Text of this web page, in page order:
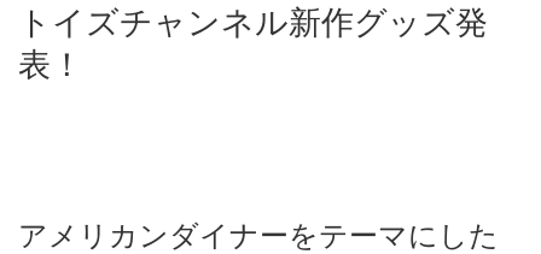
トイズチャンネル新作グッズ発
表！
アメリカンダイナーをテーマにした